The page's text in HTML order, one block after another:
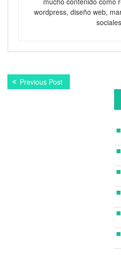
wordpress, diseño web,
Navegación
dePrevious PostPrevious
post: